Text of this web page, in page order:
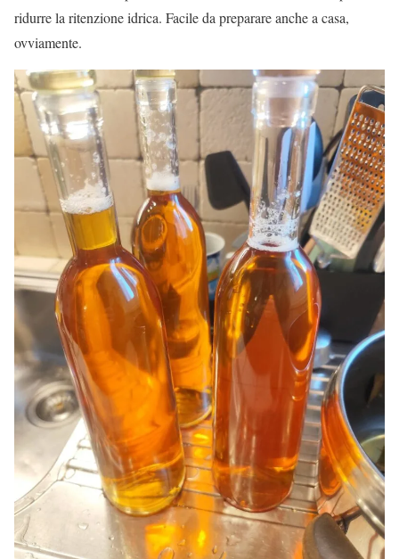
ridurre la ritenzione idrica. Facile da preparare anche a casa,
ovviamente.